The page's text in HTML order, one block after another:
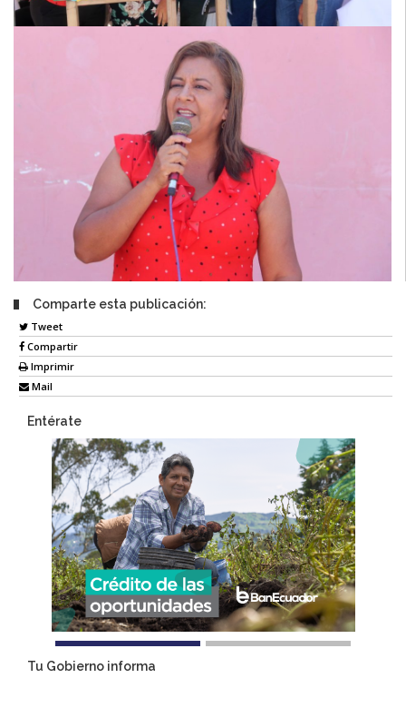
Comparte esta publicación:
Tweet
Compartir
Imprimir
Mail
Entérate
Tu Gobierno informa